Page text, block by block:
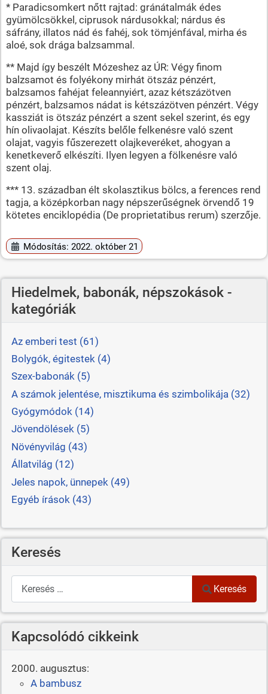
* Paradicsomkert nőtt rajtad: gránátalmák édes
gyümölcsökkel, ciprusok nárdusokkal; nárdus és
sáfrány, illatos nád és fahéj, sok tömjénfával, mirha és
aloé, sok drága balzsammal.
** Majd így beszélt Mózeshez az ÚR: Végy finom
balzsamot és folyékony mirhát ötszáz pénzért,
balzsamos fahéjat feleannyiért, azaz kétszázötven
pénzért, balzsamos nádat is kétszázötven pénzért. Végy
kassziát is ötszáz pénzért a szent sekel szerint, és egy
hín olivaolajat. Készíts belőle felkenésre való szent
olajat, vagyis fűszerezett olajkeveréket, ahogyan a
kenetkeverő elkészíti. Ilyen legyen a fölkenésre való
szent olaj.
*** 13. században élt skolasztikus bölcs, a ferences rend
tagja, a középkorban nagy népszerűségnek örvendő 19
kötetes enciklopédia (De proprietatibus rerum) szerzője.
Módosítás: 2022. október 21
Hiedelmek, babonák, népszokások -
kategóriák
Az emberi test (61)
Bolygók, égitestek (4)
Szex-babonák (5)
A számok jelentése, misztikuma és szimbolikája (32)
Gyógymódok (14)
Jövendölések (5)
Növényvilág (43)
Állatvilág (12)
Jeles napok, ünnepek (49)
Egyéb írások (43)
Keresés
Keresés
Keresés
Kapcsolódó cikkeink
2000. augusztus:
A bambusz